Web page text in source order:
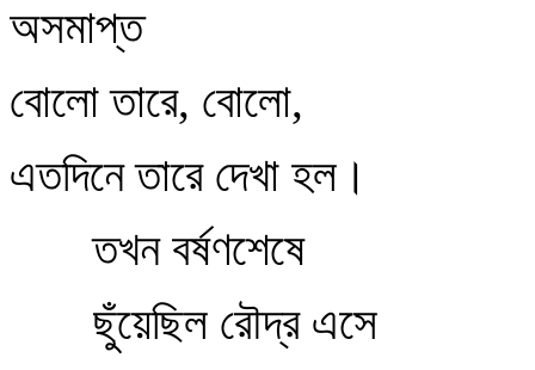
অসমাপ্ত
বোলো তারে, বোলো,
এতদিনে তারে দেখা হল।
তখন বর্ষণশেষে
ছুঁয়েছিল রৌদ্র এসে